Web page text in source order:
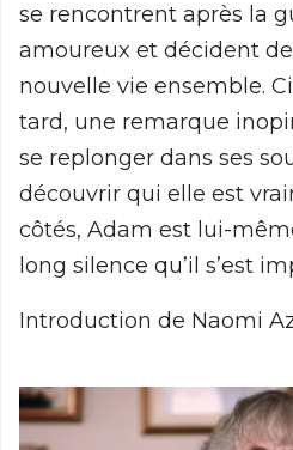
se rencontrent après la
amoureux et décident
nouvelle vie ensemble.
tard, une remarque
se replonger dans ses
découvrir qui elle est
côtés, Adam est lui-
long silence qu’il s’est
Introduction de Naomi